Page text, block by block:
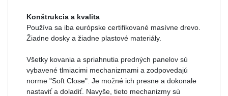
Konštrukcia a kvalita
Používa sa iba európske certifikované masívne drevo.
Žiadne dosky a žiadne plastové materiály.
Všetky kovania a spriahnutia predných panelov sú
vybavené tlmiacimi mechanizmami a zodpovedajú
norme "Soft Close". Je možné ich presne a dokonale
nastaviť a doladiť. Navyše, tieto mechanizmy sú